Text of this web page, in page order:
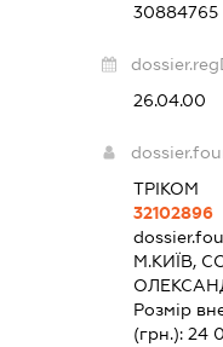
30884765
26.04.00
ТРІКОМ
32102896
М.КИЇВ,
Розмір
(грн.): 24